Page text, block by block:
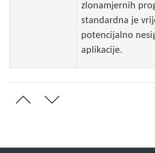
zlonamjernih
standardna je
potencijalno
aplikacije.